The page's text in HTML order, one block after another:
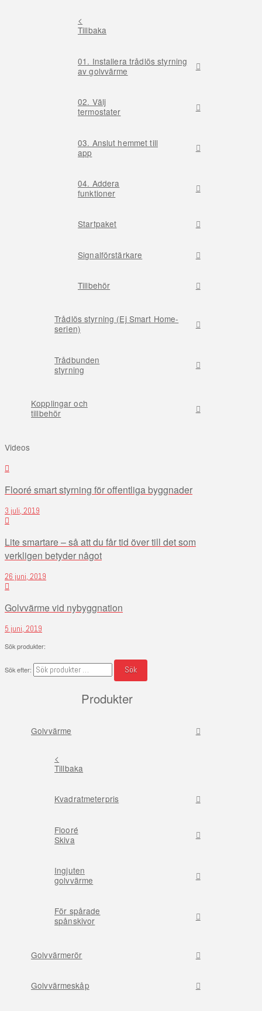
<
Tillbaka
01. Installera trådlös styrning
av golvvärme
02. Välj
termostater
03. Anslut hemmet till
app
04. Addera
funktioner
Startpaket
Signalförstärkare
Tillbehör
Trådlös styrning (Ej Smart Home-
serien)
Trådbunden
styrning
Kopplingar och
tillbehör
Videos
Flooré smart styrning för offentliga byggnader
3 juli, 2019
Lite smartare – så att du får tid över till det som
verkligen betyder något
26 juni, 2019
Golvvärme vid nybyggnation
5 juni, 2019
Sök produkter:
Sök efter: Sök
Produkter
Golvvärme
<
Tillbaka
Kvadratmeterpris
Flooré
Skiva
Ingjuten
golvvärme
För spårade
spånskivor
Golvvärmerör
Golvvärmeskåp